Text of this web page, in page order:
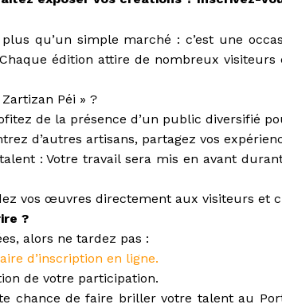
plus qu’un simple marché : c’est une
édition attire de nombreux
Péi » ?
de la présence d’un public diversifié
d’autres artisans, partagez vos
: Votre travail sera mis en avant
vos œuvres directement aux visiteurs et
?
alors ne tardez pas :
d’inscription en ligne.
de votre participation.
chance de faire briller votre talent au